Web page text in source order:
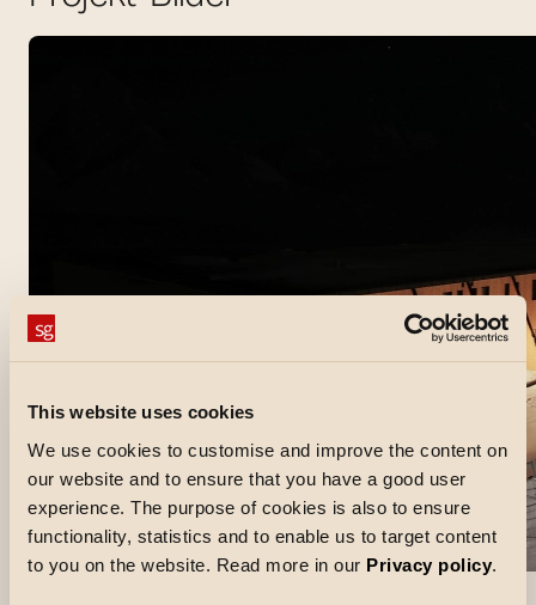
This website uses cookies
We use cookies to customise and improve the content on
our website and to ensure that you have a good user
experience. The purpose of cookies is also to ensure
functionality, statistics and to enable us to target content
to you on the website. Read more in our Privacy policy.